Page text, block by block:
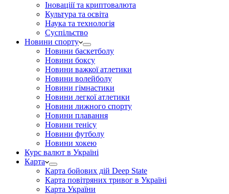
Іноваціії та криптовалюта
Культура та освіта
Наука та технологія
Суспільство
Новини спорту
Новини баскетболу
Новини боксу
Новини важкої атлетики
Новини волейболу
Новини гімнастики
Новини легкої атлетики
Новини лижного спорту
Новини плавання
Новини тенісу
Новини футболу
Новини хокею
Курс валют в Україні
Карта
Карта бойових дій Deep State
Карта повітряних тривог в Україні
Карта України